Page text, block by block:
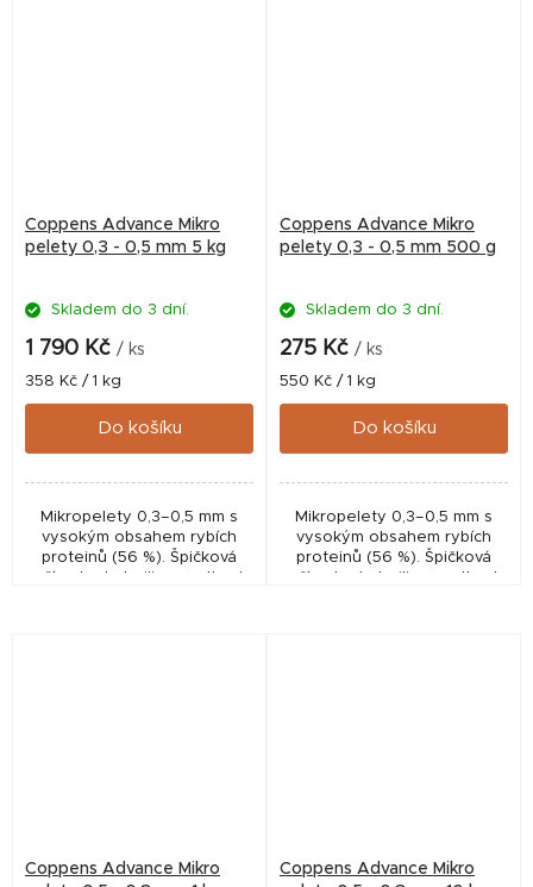
Coppens Advance Mikro
pelety 0,3 - 0,5 mm 5 kg
Skladem do 3 dní.
1 790 Kč / ks
Měrná
cena:
358 Kč / 1 kg
Do košíku
Mikropelety 0,3–0,5 mm s
vysokým obsahem rybích
proteinů (56 %). Špičková
přísada do boilies, method
Coppens Advance Mikro
pelety 0,3 - 0,5 mm 500 g
Skladem do 3 dní.
275 Kč / ks
Měrná
cena:
550 Kč / 1 kg
Do košíku
Mikropelety 0,3–0,5 mm s
vysokým obsahem rybích
proteinů (56 %). Špičková
přísada do boilies, method
Coppens Advance Mikro
Coppens Advance Mikro